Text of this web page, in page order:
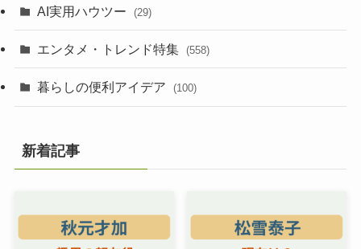
AI実用ハウツー (29)
エンタメ・トレンド特集 (558)
暮らしの便利アイデア (100)
新着記事